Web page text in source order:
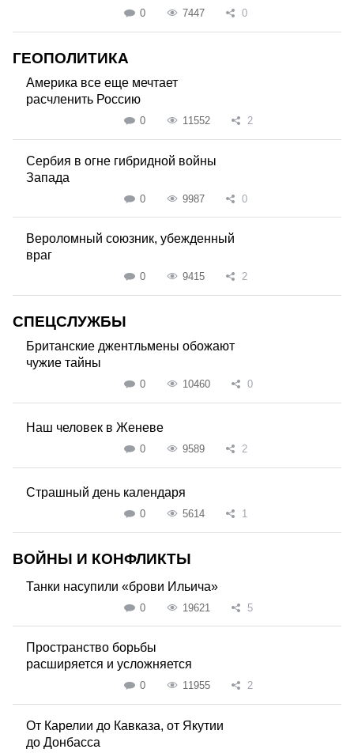
0 7447 0
ГЕОПОЛИТИКА
Америка все еще мечтает
расчленить Россию
0 11552 2
Сербия в огне гибридной войны
Запада
0 9987 0
Вероломный союзник, убежденный
враг
0 9415 2
СПЕЦСЛУЖБЫ
Британские джентльмены обожают
чужие тайны
0 10460 0
Наш человек в Женеве
0 9589 2
Страшный день календаря
0 5614 1
ВОЙНЫ И КОНФЛИКТЫ
Танки насупили «брови Ильича»
0 19621 5
Пространство борьбы
расширяется и усложняется
0 11955 2
От Карелии до Кавказа, от Якутии
до Донбасса